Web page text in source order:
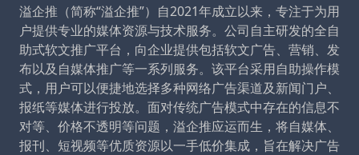
溢企推（简称“溢企推”）自2021年成立以来，专注于为用
户提供专业的媒体资源与技术服务。公司自主研发的全自
助式软文推广平台，向企业提供包括软文广告、营销、发
布以及自媒体推广等一系列服务。该平台采用自助操作模
式，用户可以便捷地选择多种网络广告渠道及新闻门户、
报纸等媒体进行投放。面对传统广告模式中存在的信息不
对等、价格不透明等问题，溢企推应运而生，将自媒体、
报刊、短视频等优质资源以一手低价集成，旨在解决广告